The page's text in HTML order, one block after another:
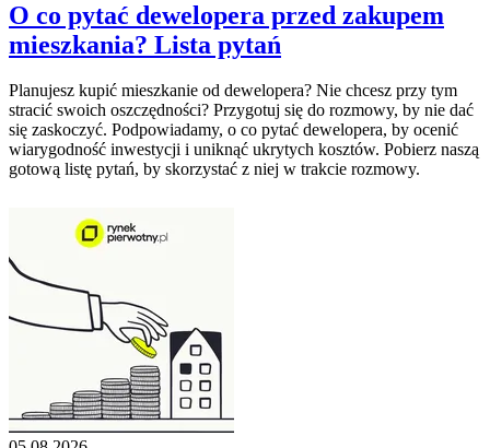
O co pytać dewelopera przed zakupem
mieszkania? Lista pytań
Planujesz kupić mieszkanie od dewelopera? Nie chcesz przy tym
stracić swoich oszczędności? Przygotuj się do rozmowy, by nie dać
się zaskoczyć. Podpowiadamy, o co pytać dewelopera, by ocenić
wiarygodność inwestycji i uniknąć ukrytych kosztów. Pobierz naszą
gotową listę pytań, by skorzystać z niej w trakcie rozmowy.